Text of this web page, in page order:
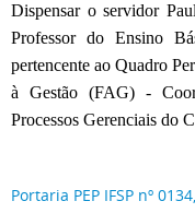
Dispensar o servidor
Professor do Ensino
pertencente ao Quadro
à Gestão (FAG) -
Processos Gerenciais do
Portaria PEP IFSP nº